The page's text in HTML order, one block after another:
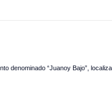
denominado “Juanoy Bajo”,